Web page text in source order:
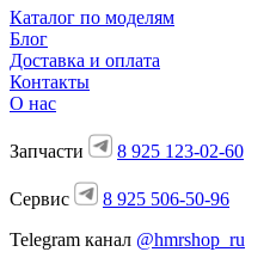
Каталог по моделям
Блог
Доставка и оплата
Контакты
О нас
Запчасти 8 925 123-02-60
Сервис
8 925 506-50-96
Telegram канал @hmrshop_ru